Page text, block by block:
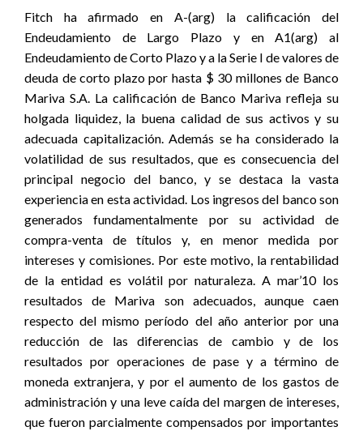
Fitch ha afirmado en A-(arg) la calificación del
Endeudamiento de Largo Plazo y en A1(arg) al
Endeudamiento de Corto Plazo y a la Serie I de valores de
deuda de corto plazo por hasta $ 30 millones de Banco
Mariva S.A. La calificación de Banco Mariva refleja su
holgada liquidez, la buena calidad de sus activos y su
adecuada capitalización. Además se ha considerado la
volatilidad de sus resultados, que es consecuencia del
principal negocio del banco, y se destaca la vasta
experiencia en esta actividad. Los ingresos del banco son
generados fundamentalmente por su actividad de
compra-venta de títulos y, en menor medida por
intereses y comisiones. Por este motivo, la rentabilidad
de la entidad es volátil por naturaleza. A mar’10 los
resultados de Mariva son adecuados, aunque caen
respecto del mismo período del año anterior por una
reducción de las diferencias de cambio y de los
resultados por operaciones de pase y a término de
moneda extranjera, y por el aumento de los gastos de
administración y una leve caída del margen de intereses,
que fueron parcialmente compensados por importantes